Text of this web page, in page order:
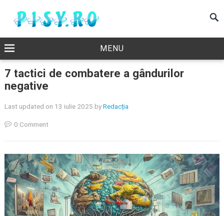
MENU
7 tactici de combatere a gândurilor
negative
Last updated on 13 iulie 2025 byRedacția
0 Comment